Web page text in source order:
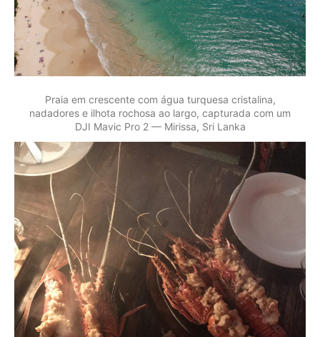
Praia em crescente com água turquesa cristalina,
nadadores e ilhota rochosa ao largo, capturada com um
DJI Mavic Pro 2 — Mirissa, Sri Lanka